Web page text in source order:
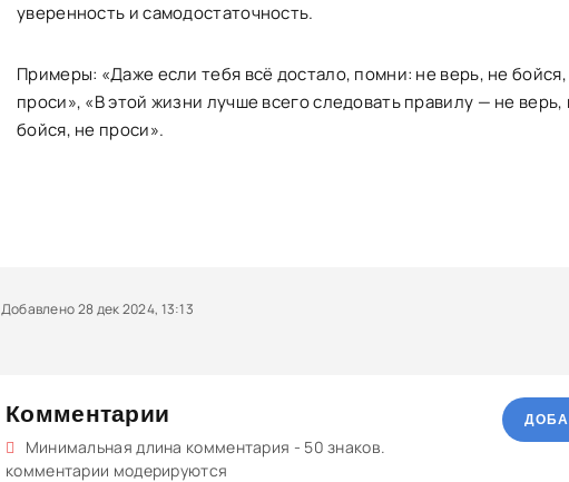
уверенность и самодостаточность.
Примеры: «Даже если тебя всё достало, помни: не верь, не
проси», «В этой жизни лучше всего следовать правилу — не верь,
бойся, не проси».
Добавлено 28 дек 2024, 13:13
Комментарии
Минимальная длина комментария - 50 знаков.
комментарии модерируются